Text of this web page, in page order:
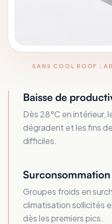
SANS COOL ROOF :
Baisse de
Dès 28°C en intérieur,
dégradent et les fins
difficiles.
Groupes froids en
climatisation sollicités
dès les premiers pics.